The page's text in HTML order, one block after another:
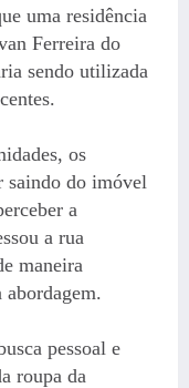
uma residência
Ferreira do
sendo utilizada
os
saindo do imóvel
a
a rua
maneira
abordagem.
pessoal e
roupa da